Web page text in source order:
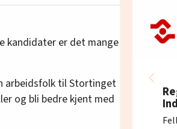
kandidater er det mange
arbeidsfolk til Stortinget
og bli bedre kjent med